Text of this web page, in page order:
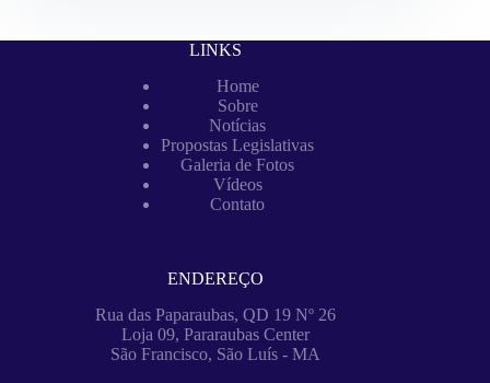
LINKS
Home
Sobre
Notícias
Propostas Legislativas
Galeria de Fotos
Vídeos
Contato
ENDEREÇO
Rua das Paparaubas, QD 19 Nº 26
Loja 09, Pararaubas Center
São Francisco, São Luís - MA